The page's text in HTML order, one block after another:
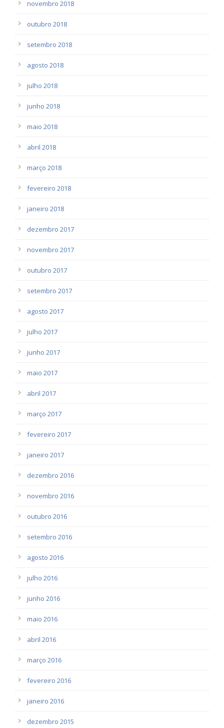
novembro 2018
outubro 2018
setembro 2018
agosto 2018
julho 2018
junho 2018
maio 2018
abril 2018
março 2018
fevereiro 2018
janeiro 2018
dezembro 2017
novembro 2017
outubro 2017
setembro 2017
agosto 2017
julho 2017
junho 2017
maio 2017
abril 2017
março 2017
fevereiro 2017
janeiro 2017
dezembro 2016
novembro 2016
outubro 2016
setembro 2016
agosto 2016
julho 2016
junho 2016
maio 2016
abril 2016
março 2016
fevereiro 2016
janeiro 2016
dezembro 2015